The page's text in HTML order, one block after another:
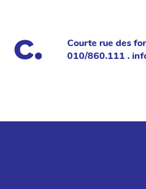
Courte rue des
010/860.111 .